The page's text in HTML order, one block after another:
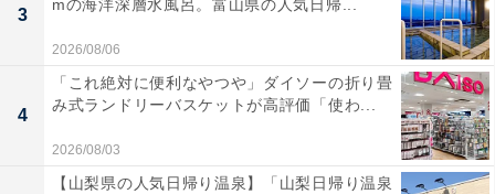
3
mの海洋深層水風呂。富山県の人気日帰...
2026/08/06
4
「これ絶対に便利なやつや」ダイソーの折り畳
み式ランドリーバスケットが高評価「使わ...
2026/08/03
【山梨県の人気日帰り温泉】「山梨日帰り温泉